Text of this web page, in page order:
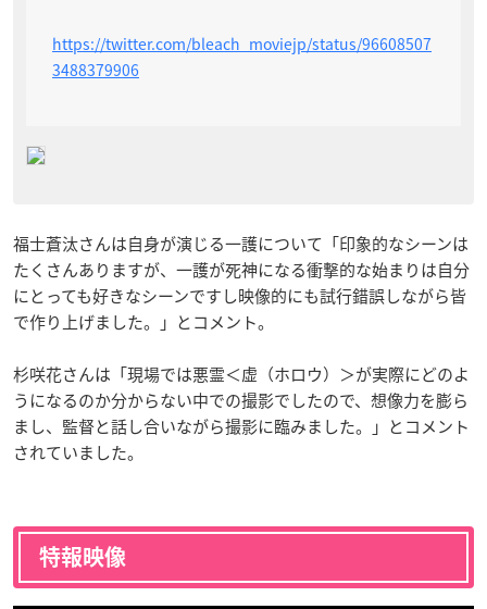
https://twitter.com/bleach_moviejp/status/96608507
3488379906
福士蒼汰さんは自身が演じる一護について「印象的なシーンは
たくさんありますが、一護が死神になる衝撃的な始まりは自分
にとっても好きなシーンですし映像的にも試行錯誤しながら皆
で作り上げました。」とコメント。
杉咲花さんは「現場では悪霊＜虚（ホロウ）＞が実際にどのよ
うになるのか分からない中での撮影でしたので、想像力を膨ら
まし、監督と話し合いながら撮影に臨みました。」とコメント
されていました。
特報映像